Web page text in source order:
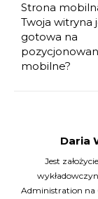
Strona
Twoja witryna
gotowa na
mobilne?
Daria
Jest
Administration na